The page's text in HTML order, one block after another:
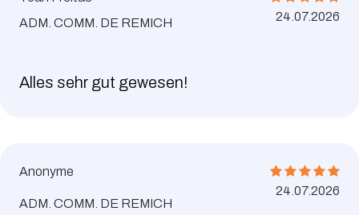
ADM. COMM. DE REMICH
24.07.2026
Alles sehr gut gewesen!
Anonyme
ADM. COMM. DE REMICH
24.07.2026